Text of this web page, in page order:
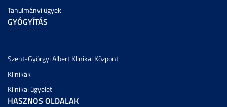
Tanulmányi ügyek
GYÓGYÍTÁS
Szent-Györgyi Albert Klinikai Központ
Klinikák
Klinikai ügyelet
HASZNOS OLDALAK